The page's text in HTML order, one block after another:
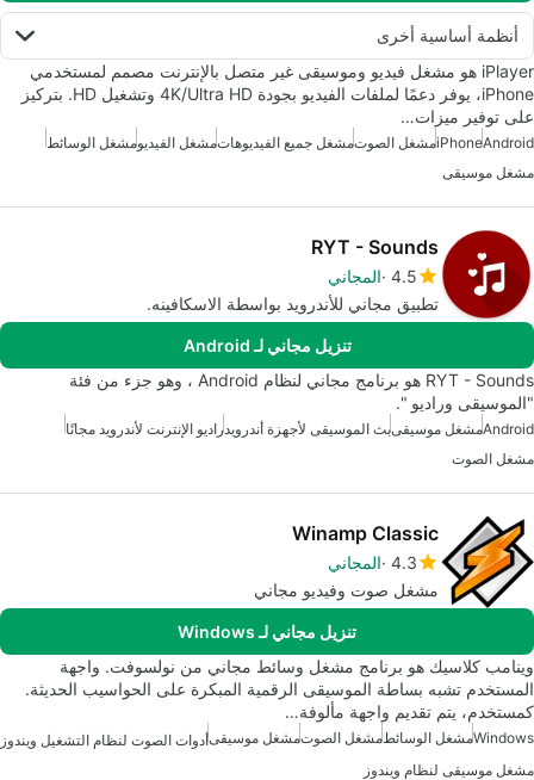
أنظمة أساسية أخرى
iPlayer هو مشغل فيديو وموسيقى غير متصل بالإنترنت مصمم لمستخدمي
iPhone، يوفر دعمًا لملفات الفيديو بجودة 4K/Ultra HD وتشغيل HD. بتركيز
على توفير ميزات…
Android
iPhoneمشغل الصوتمشغل جميع الفيديوهاتمشغل الفيديومشغل الوسائط
مشغل موسيقى
RYT - Sounds
4.5 المجاني
تطبيق مجاني للأندرويد بواسطة الاسكافينه.
تنزيل مجاني لـ Android
RYT - Sounds هو برنامج مجاني لنظام Android ، وهو جزء من فئة
"الموسيقى وراديو ".
Androidمشغل موسيقىبث الموسيقى لأجهزة أندرويدراديو الإنترنت لأندرويد مجانًا
مشغل الصوت
Winamp Classic
4.3 المجاني
مشغل صوت وفيديو مجاني
تنزيل مجاني لـ Windows
وينامب كلاسيك هو برنامج مشغل وسائط مجاني من نولسوفت. واجهة
المستخدم تشبه بساطة الموسيقى الرقمية المبكرة على الحواسيب الحديثة.
كمستخدم، يتم تقديم واجهة مألوفة…
Windowsمشغل الوسائطمشغل الصوتمشغل موسيقىأدوات الصوت لنظام التشغيل ويندوز
مشغل موسيقى لنظام ويندوز